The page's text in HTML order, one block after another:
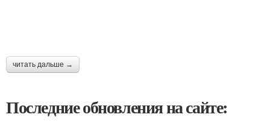
читать дальше →
Последние обновления на сайте: